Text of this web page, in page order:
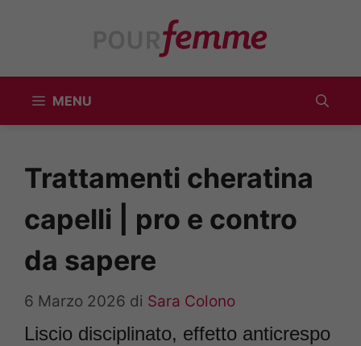
MENU
Trattamenti cheratina
capelli | pro e contro
da sapere
6 Marzo 2026 di Sara Colono
Liscio disciplinato, effetto anticrespo